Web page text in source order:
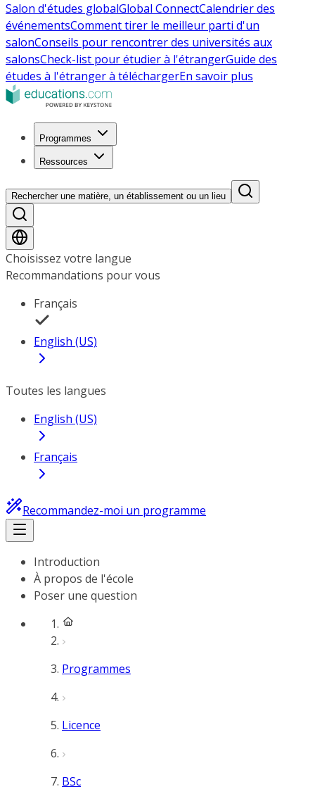
Salon d'études globalGlobal ConnectCalendrier des
événementsComment tirer le meilleur parti d'un
salonConseils pour rencontrer des universités aux
salonsCheck-list pour étudier à l'étrangerGuide des
études à l'étranger à téléchargerEn savoir plus
Programmes
Ressources
Rechercher une matière, un établissement ou un lieu
Choisissez votre langue
Recommandations pour vous
Français
English (US)
Toutes les langues
English (US)
Français
Recommandez-moi un programme
Introduction
À propos de l'école
Poser une question
Programmes
Licence
BSc